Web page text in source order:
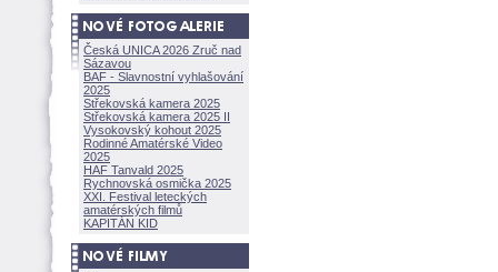
Česká UNICA 2026 Zruč nad
Sázavou
BAF - Slavnostní vyhlašování
2025
Střekovská kamera 2025
Střekovská kamera 2025 II
Vysokovský kohout 2025
Rodinné Amatérské Video
2025
HAF Tanvald 2025
Rychnovská osmička 2025
XXI. Festival leteckých
amatérských filmů
KAPITÁN KID